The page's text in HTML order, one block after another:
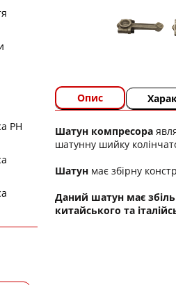
РН
Опис
Шатун компресора
шатунну шийку
Шатун має збірну
Даний шатун має
китайського та